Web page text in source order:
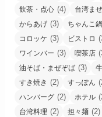
飲茶・点心 (4) 台湾ま
からあげ (3) ちゃんこ鍋
コロッケ (3) ビストロ
ワインバー (3) 喫茶店
油そば・まぜぞば (3)
すき焼き (2) すっぽん
ハンバーグ (2) ホテル
台湾料理 (2) 担々麺 (2)